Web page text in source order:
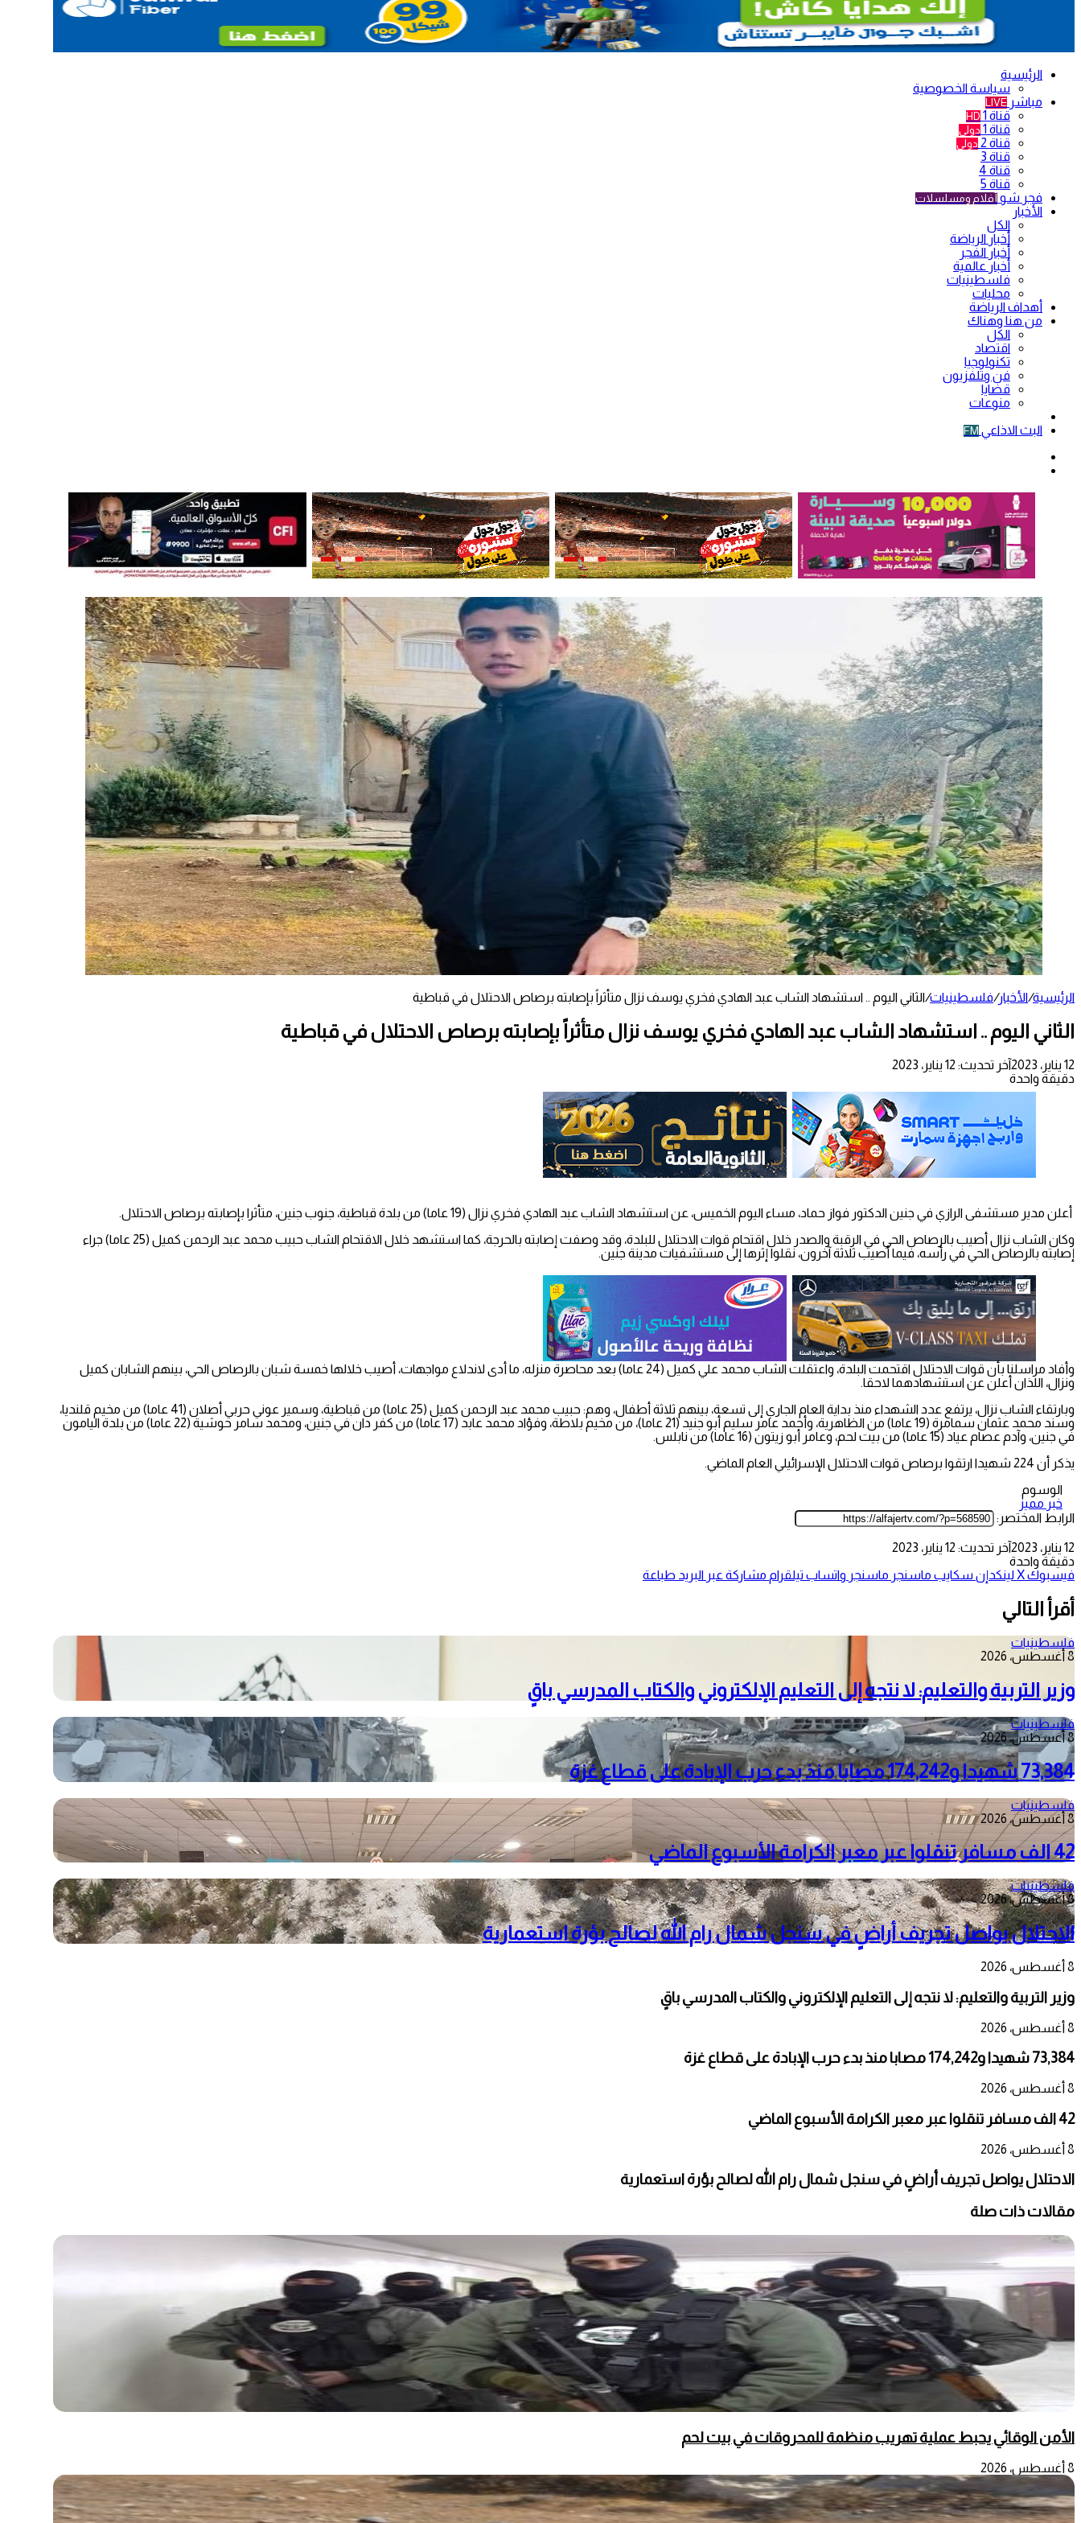
الرئيسية
سياسة الخصوصية
مباشر LIVE
قناة 1 HD
قناة 1 دولي
قناة 2 دولي
قناة 3
قناة 4
قناة 5
فجر شو أفلام ومسلسلات
الأخبار
الكل
أخبار الرياضة
أخبار الفجر
أخبار عالمية
فلسطينيات
محليات
أهداف الرياضة
من هنا وهناك
الكل
اقتصاد
تكنولوجيا
فن وتلفزيون
قضايا
منوعات
البث الاذاعي FM
الرئيسية/الأخبار/فلسطينيات/الثاني اليوم .. استشهاد الشاب عبد الهادي فخري يوسف نزال متأثراً بإصابته برصاص الاحتلال في قباطية
الثاني اليوم .. استشهاد الشاب عبد الهادي فخري يوسف نزال متأثراً بإصابته برصاص الاحتلال في قباطية
12 يناير، 2023
آخر تحديث: 12 يناير، 2023
دقيقة واحدة
أعلن مدير مستشفى الرازي في جنين الدكتور فواز حماد، مساء اليوم الخميس، عن استشهاد الشاب عبد الهادي فخري نزال (19 عاما) من بلدة قباطية، جنوب جنين، متأثرا بإصابته برصاص الاحتلال.
وكان الشاب نزال أصيب بالرصاص الحي في الرقبة والصدر خلال اقتحام قوات الاحتلال للبلدة، وقد وصفت إصابته بالحرجة، كما استشهد خلال الاقتحام الشاب حبيب محمد عبد الرحمن كميل (25 عاما) جراء
إصابته بالرصاص الحي في رأسه، فيما أصيب ثلاثة آخرون، نقلوا إثرها إلى مستشفيات مدينة جنين.
وأفاد مراسلنا بأن قوات الاحتلال اقتحمت البلدة، واعتقلت الشاب محمد علي كميل (24 عاما) بعد محاصرة منزله، ما أدى لاندلاع مواجهات، أصيب خلالها خمسة شبان بالرصاص الحي، بينهم الشابان كميل
ونزال، اللذان أعلن عن استشهادهما لاحقا.
وبارتقاء الشاب نزال، يرتفع عدد الشهداء منذ بداية العام الجاري إلى تسعة، بينهم ثلاثة أطفال، وهم: حبيب محمد عبد الرحمن كميل (25 عاما) من قباطية، وسمير عوني حربي أصلان (41 عاما) من مخيم قلنديا،
وسند محمد عثمان سمامرة (19 عاما) من الظاهرية، وأحمد عامر سليم أبو جنيد (21 عاما)، من مخيم بلاطة، وفؤاد محمد عابد (17 عاما) من كفر دان في جنين، ومحمد سامر حوشية (22 عاما) من بلدة اليامون
في جنين، وآدم عصام عياد (15 عاما) من بيت لحم، وعامر أبو زيتون (16 عاما) من نابلس.
يذكر أن 224 شهيدا ارتقوا برصاص قوات الاحتلال الإسرائيلي العام الماضي.
الوسوم
خبر مميز
الرابط المختصر:
12 يناير، 2023
آخر تحديث: 12 يناير، 2023
دقيقة واحدة
فيسبوك‫Xلينكدإن سكايب ماسنجر ماسنجر واتساب تيلقرام مشاركة عبر البريد طباعة
أقرأ التالي
فلسطينيات
8 أغسطس، 2026
وزير التربية والتعليم: لا نتجه إلى التعليم الإلكتروني والكتاب المدرسي باقٍ
فلسطينيات
8 أغسطس، 2026
73,384 شهيدا و174,242 مصابا منذ بدء حرب الإبادة على قطاع غزة
فلسطينيات
8 أغسطس، 2026
42 الف مسافر تنقلوا عبر معبر الكرامة الأسبوع الماضي
فلسطينيات
8 أغسطس، 2026
الاحتلال يواصل تجريف أراضٍ في سنجل شمال رام الله لصالح بؤرة استعمارية
8 أغسطس، 2026
وزير التربية والتعليم: لا نتجه إلى التعليم الإلكتروني والكتاب المدرسي باقٍ
8 أغسطس، 2026
73,384 شهيدا و174,242 مصابا منذ بدء حرب الإبادة على قطاع غزة
8 أغسطس، 2026
42 الف مسافر تنقلوا عبر معبر الكرامة الأسبوع الماضي
8 أغسطس، 2026
الاحتلال يواصل تجريف أراضٍ في سنجل شمال رام الله لصالح بؤرة استعمارية
مقالات ذات صلة
الأمن الوقائي يحبط عملية تهريب منظمة للمحروقات في بيت لحم
8 أغسطس، 2026